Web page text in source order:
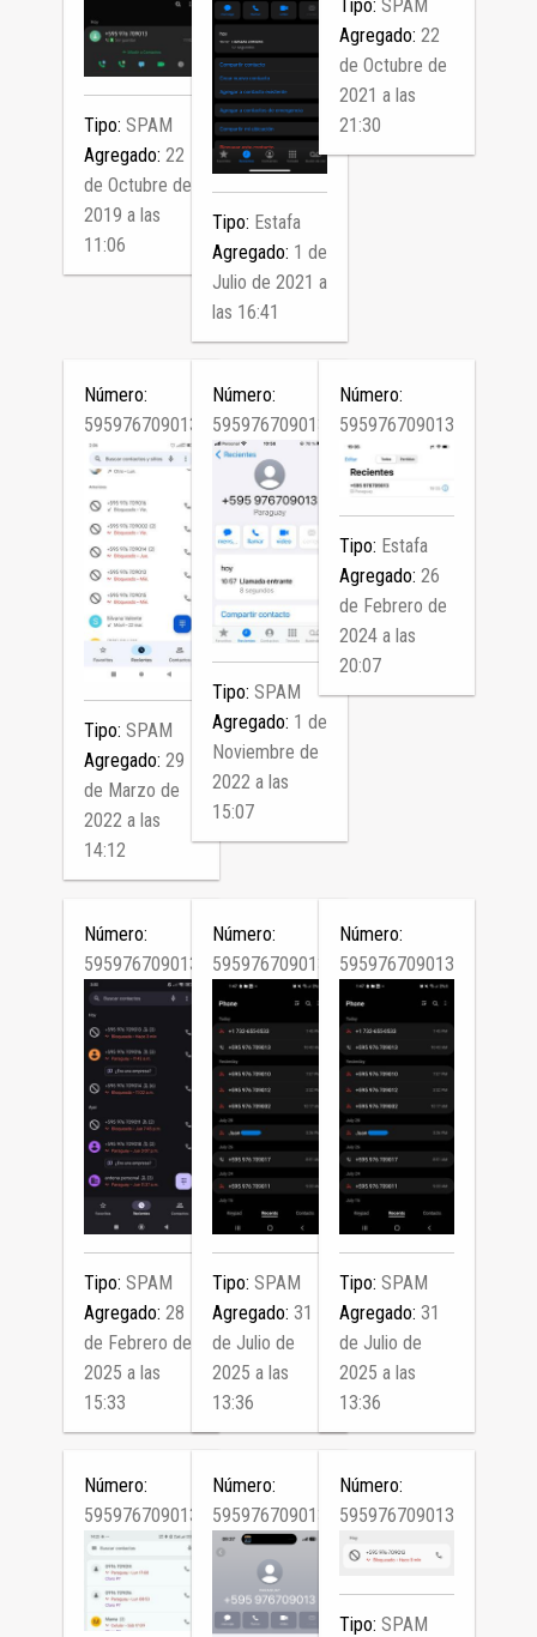
Tipo:SPAM
Agregado: 22
de Octubre de
2019 a las
11:06
Tipo: Estafa
Agregado: 1 de
Julio de 2021 a
las 16:41
Tipo: SPAM
Agregado: 22
de Octubre de
2021 a las
21:30
Número:
595976709013
Tipo:SPAM
Agregado:29
de Marzo de
2022 a las
14:12
Número:
595976709013
Tipo: SPAM
Agregado: 1 de
Noviembre de
2022 a las
15:07
Número:
595976709013
Tipo: Estafa
Agregado: 26
de Febrero de
2024 a las
20:07
Número:
595976709013
Tipo:SPAM
Agregado:28
de Febrero de
2025 a las
15:33
Número:
595976709013
Tipo: SPAM
Agregado: 31
de Julio de
2025 a las
13:36
Número:
595976709013
Tipo: SPAM
Agregado: 31
de Julio de
2025 a las
13:36
Número:
595976709013
Número:
595976709013
Número:
595976709013
Tipo: SPAM